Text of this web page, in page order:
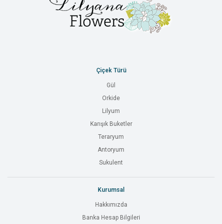
Çiçek Türü
Gül
Orkide
Lilyum
Karışık Buketler
Teraryum
Antoryum
Sukulent
Kurumsal
Hakkımızda
Banka Hesap Bilgileri